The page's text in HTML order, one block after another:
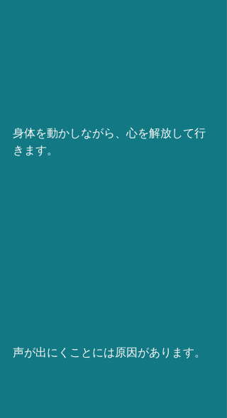
身体を動かしながら、心を解放して行
きます。
声が出にくことには原因があります。